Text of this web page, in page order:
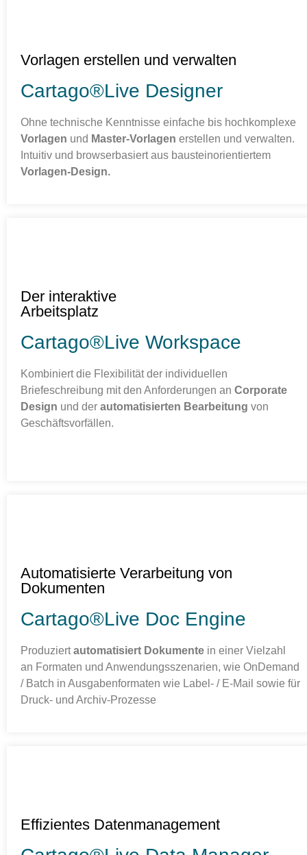
Vorlagen erstellen und verwalten
Cartago®Live Designer
Ohne technische Kenntnisse einfache bis hochkomplexe
Vorlagen und Master-Vorlagen erstellen und verwalten.
Intuitiv und browserbasiert aus bausteinorientiertem
Vorlagen-Design.
Der interaktive
Arbeitsplatz
Cartago®Live Workspace
Kombiniert die Flexibilität der individuellen
Briefeschreibung mit den Anforderungen an Corporate
Design und der automatisierten Bearbeitung von
Geschäftsvorfällen.
Automatisierte Verarbeitung von
Dokumenten
Cartago®Live Doc Engine
Produziertautomatisiert Dokumente in einer Vielzahl
an Formaten und Anwendungsszenarien, wie OnDemand
/ Batch in Ausgabenformaten wie Label- / E-Mail sowie für
Druck- und Archiv-Prozesse
Effizientes Datenmanagement